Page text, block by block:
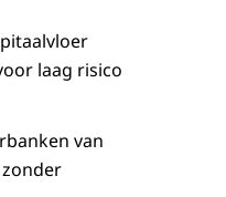
laag risico
van